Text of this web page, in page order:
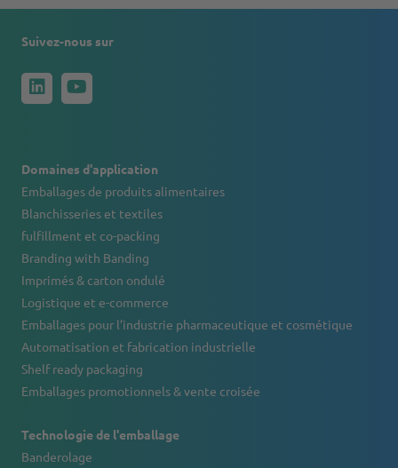
Suivez-nous sur
Domaines d'application
Emballages de produits alimentaires
Blanchisseries et textiles
fulfillment et co-packing
Branding with Banding
Imprimés & carton ondulé
Logistique et e-commerce
Emballages pour l’industrie pharmaceutique et cosmétique
Automatisation et fabrication industrielle
Shelf ready packaging
Emballages promotionnels & vente croisée
Technologie de l'emballage
Banderolage